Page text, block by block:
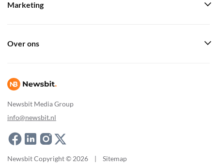
Newsbit Media Group
info@newsbit.nl
Marketing
Over ons
Newsbit Copyright © 2026 | Sitemap